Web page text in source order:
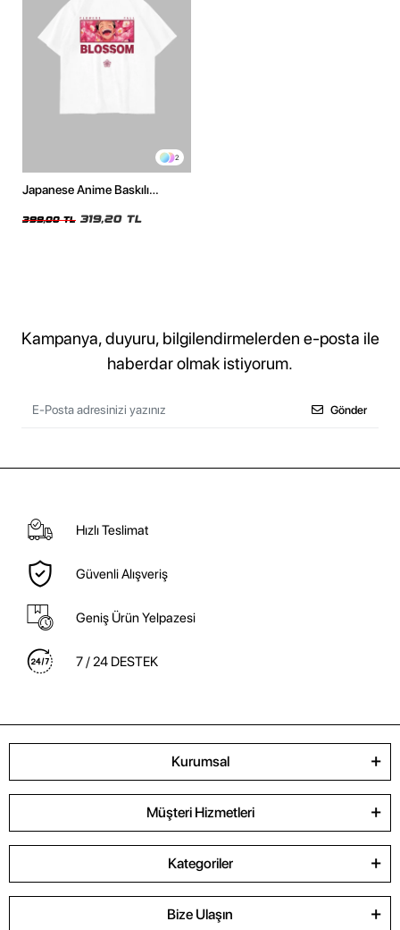
2
Japanese Anime Baskılı
399,00 TL 319,20 TL
Kampanya, duyuru, bilgilendirmelerden e-posta ile
haberdar olmak istiyorum.
Gönder
Hızlı Teslimat
Güvenli Alışveriş
Geniş Ürün Yelpazesi
7 / 24 DESTEK
Kurumsal
Müşteri Hizmetleri
Kategoriler
Bize Ulaşın